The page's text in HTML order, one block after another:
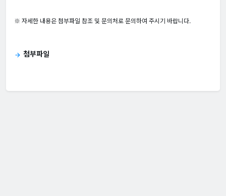
※ 자세한 내용은 첨부파일 참조 및 문의처로 문의하여 주시기 바랍니다.
arrow_forward 첨부파일